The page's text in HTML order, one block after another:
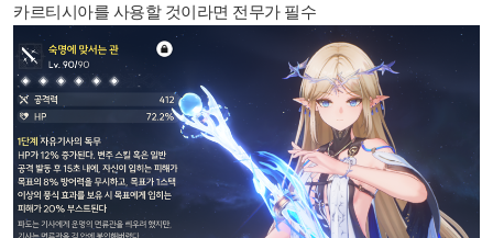
카르티시아를 사용할 것이라면 전무가 필수